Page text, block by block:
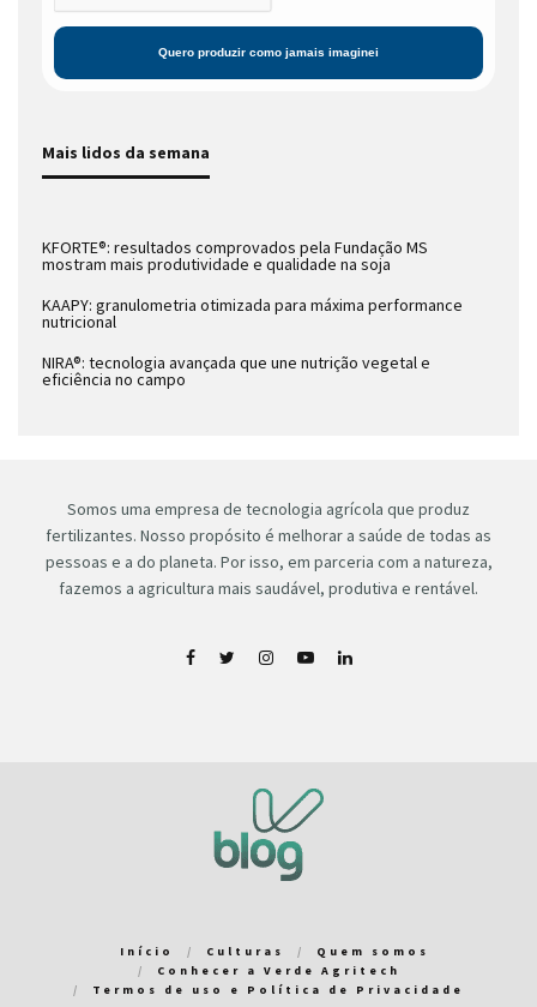
Mais lidos da semana
KFORTE®: resultados comprovados pela Fundação MS
mostram mais produtividade e qualidade na soja
KAAPY: granulometria otimizada para máxima performance
nutricional
NIRA®: tecnologia avançada que une nutrição vegetal e
eficiência no campo
Somos uma empresa de tecnologia agrícola que produz
fertilizantes. Nosso propósito é melhorar a saúde de todas as
pessoas e a do planeta. Por isso, em parceria com a natureza,
fazemos a agricultura mais saudável, produtiva e rentável.
Início Culturas
Quem somos
Conhecer a Verde Agritech
Termos de uso e Política de Privacidade